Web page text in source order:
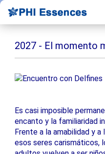
2027 - El momento
Es casi imposible
encanto y la familiaridad
Frente a la amabilidad y
esos seres carismáticos,